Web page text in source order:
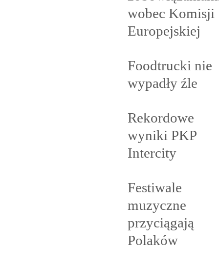
wobec Komisji
Europejskiej
Foodtrucki nie
wypadły źle
Rekordowe
wyniki PKP
Intercity
Festiwale
muzyczne
przyciągają
Polaków